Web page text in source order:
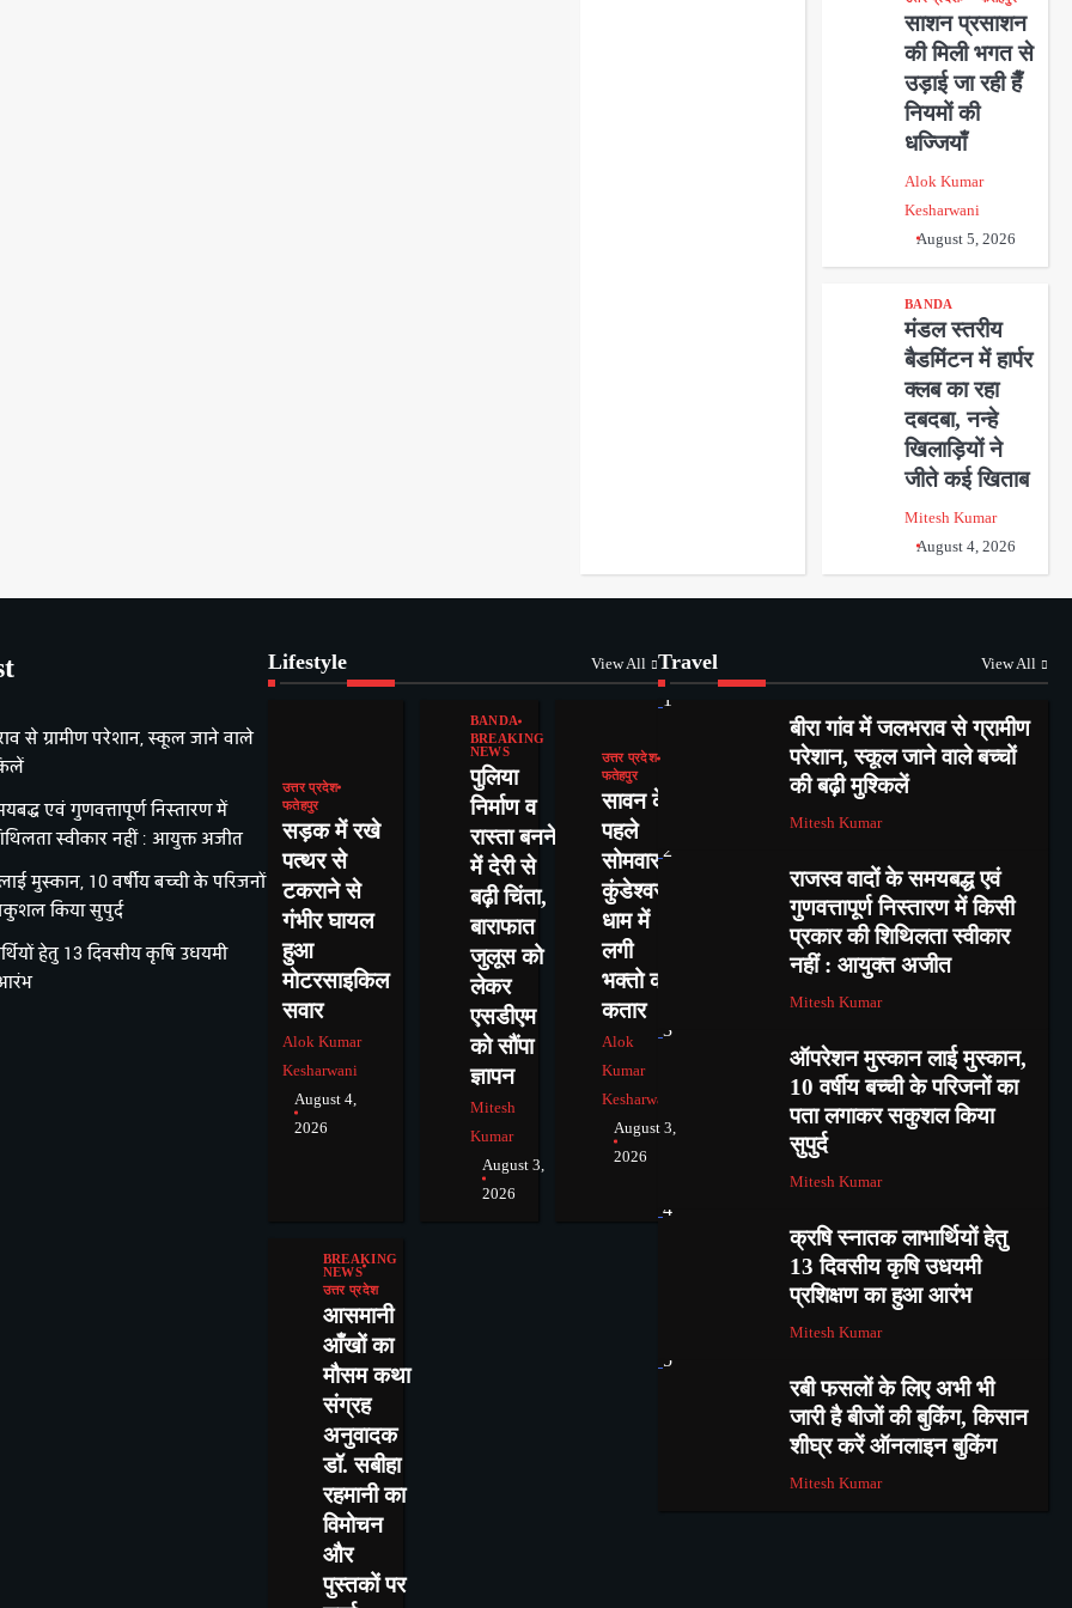
साशन प्रसाशन
की मिली भगत से
उड़ाई जा रही हैँ
नियमों की
धज्जियाँ
Alok Kumar
Kesharwani
August 5, 2026
BANDA
मंडल स्तरीय
बैडमिंटन में हार्पर
क्लब का रहा
दबदबा, नन्हे
खिलाड़ियों ने
जीते कई खिताब
Mitesh Kumar
August 4, 2026
से ग्रामीण परेशान, स्कूल जाने वाले
एवं गुणवत्तापूर्ण निस्तारण में
स्वीकार नहीं : आयुक्त अजीत
मुस्कान, 10 वर्षीय बच्ची के परिजनों
किया सुपुर्द
हेतु 13 दिवसीय कृषि उधयमी
Lifestyle View All
उत्तर प्रदेश
फतेहपुर
सड़क में रखे
पत्थर से
टकराने से
गंभीर घायल
हुआ
मोटरसाइकिल
सवार
Alok Kumar
Kesharwani
August 4,
2026
BANDA
BREAKING
NEWS
पुलिया
निर्माण व
रास्ता बनने
में देरी से
बढ़ी चिंता,
बाराफात
जुलूस को
लेकर
एसडीएम
को सौंपा
ज्ञापन
Mitesh
Kumar
August 3,
2026
उत्तर प्रदेश
फतेहपुर
सावन के
पहले
सोमवार में
कुंडेश्वर
धाम में
लगी
भक्तो की
कतार
Alok
Kumar
Kesharwani
August 3,
2026
BREAKING
NEWS
उत्तर प्रदेश
आसमानी
आँखों का
मौसम कथा
संग्रह
अनुवादक
डॉ. सबीहा
रहमानी का
विमोचन
और
पुस्तकों पर
Travel View All
1
बीरा गांव में जलभराव से ग्रामीण
परेशान, स्कूल जाने वाले बच्चों
की बढ़ी मुश्किलें
Mitesh Kumar
2
राजस्व वादों के समयबद्ध एवं
गुणवत्तापूर्ण निस्तारण में किसी
प्रकार की शिथिलता स्वीकार
नहीं : आयुक्त अजीत
Mitesh Kumar
3
ऑपरेशन मुस्कान लाई मुस्कान,
10 वर्षीय बच्ची के परिजनों का
पता लगाकर सकुशल किया
सुपुर्द
Mitesh Kumar
4
क्रषि स्नातक लाभार्थियों हेतु
13 दिवसीय कृषि उधयमी
प्रशिक्षण का हुआ आरंभ
Mitesh Kumar
5
रबी फसलों के लिए अभी भी
जारी है बीजों की बुकिंग, किसान
शीघ्र करें ऑनलाइन बुकिंग
Mitesh Kumar